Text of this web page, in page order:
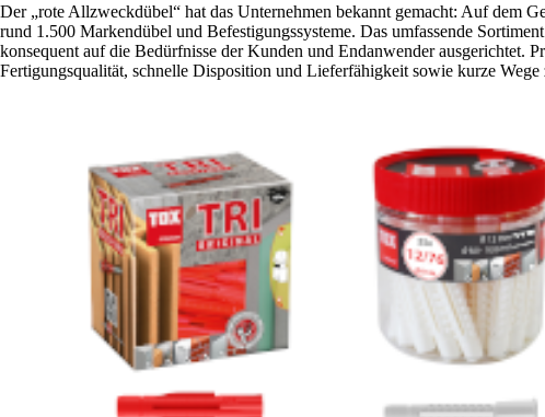
Der „rote Allzweckdübel“ hat das Unternehmen bekannt gemacht: Auf dem
rund 1.500 Markendübel und Befestigungssysteme. Das umfassende
konsequent auf die Bedürfnisse der Kunden und Endanwender ausgerichtet.
Fertigungsqualität, schnelle Disposition und Lieferfähigkeit sowie kurze Wege